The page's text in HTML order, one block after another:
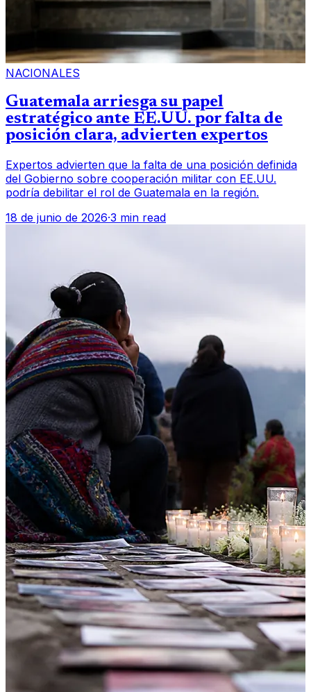
NACIONALES
Guatemala arriesga su papel
estratégico ante EE.UU. por falta de
posición clara, advierten expertos
Expertos advierten que la falta de una posición definida
del Gobierno sobre cooperación militar con EE.UU.
podría debilitar el rol de Guatemala en la región.
18 de junio de 2026·3 min read